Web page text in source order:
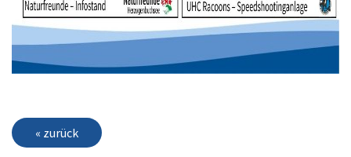
« zurück